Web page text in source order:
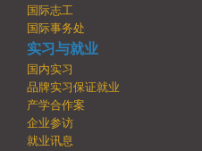
国际志工
国际事务处
实习与就业
国内实习
品牌实习保证就业
产学合作案
企业参访
就业讯息